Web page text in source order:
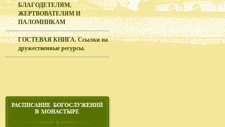
БЛАГОДЕТЕЛЯМ,
ЖЕРТВОВАТЕЛЯМ И
ПАЛОМНИКАМ
ГОСТЕВАЯ КНИГА. Ссылки на
дружественные ресурсы.